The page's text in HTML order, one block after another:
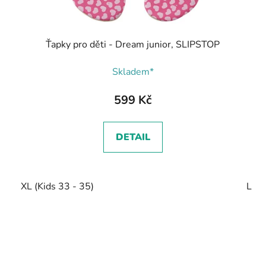
Ťapky pro děti - Dream junior, SLIPSTOP
Skladem*
599 Kč
DETAIL
XL (Kids 33 - 35) L